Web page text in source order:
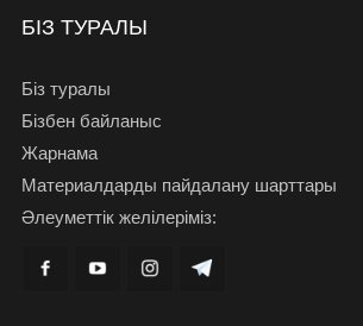
БІЗ ТУРАЛЫ
Біз туралы
Бізбен байланыс
Жарнама
Материалдарды пайдалану шарттары
Әлеуметтік желілеріміз: